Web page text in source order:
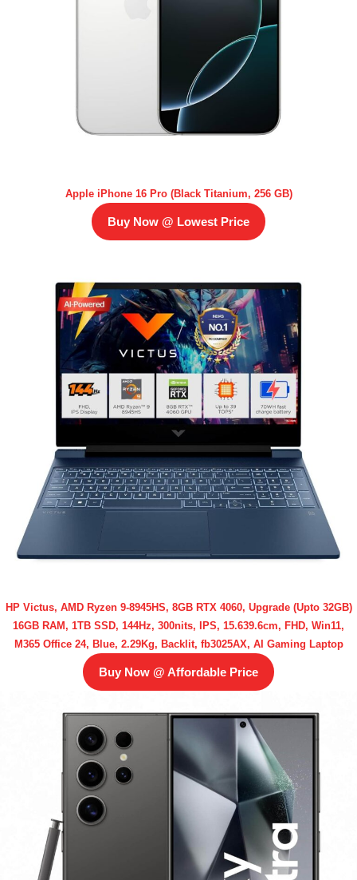
Apple iPhone 16 Pro (Black Titanium, 256 GB)
Buy Now @ Lowest Price
HP Victus, AMD Ryzen 9-8945HS, 8GB RTX 4060, Upgrade (Upto 32GB)
16GB RAM, 1TB SSD, 144Hz, 300nits, IPS, 15.639.6cm, FHD, Win11,
M365 Office 24, Blue, 2.29Kg, Backlit, fb3025AX, AI Gaming Laptop
Buy Now @ Affordable Price